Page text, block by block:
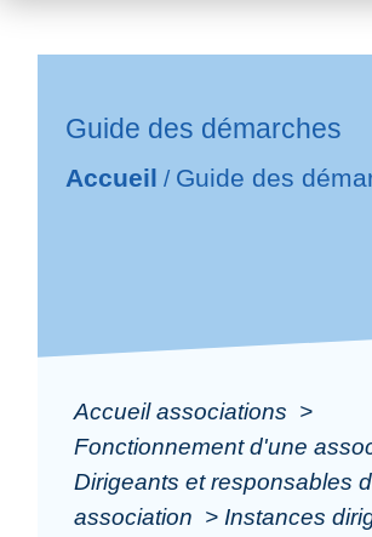
Guide des démarches
Accueil / Guide des
Accueil associations >
Fonctionnement d'une
Dirigeants et responsables
association > Instances